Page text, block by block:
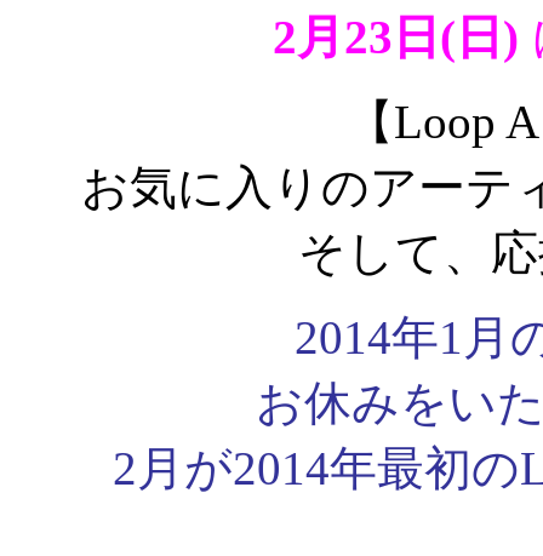
2月23日(日)
【Loop
お気に入りのアーテ
そして、
2014年1月
お休みをい
2月が2014年最初の